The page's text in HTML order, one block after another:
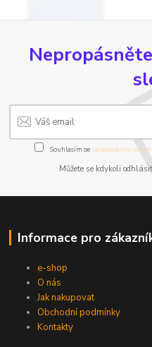
Souhlasím se zpracováním
Můžete se kdykoli
Informace pro
e-shop
O nás
Jak nakupovat
Obchodní podmínky
Kontakty